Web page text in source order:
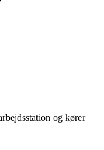
og kører